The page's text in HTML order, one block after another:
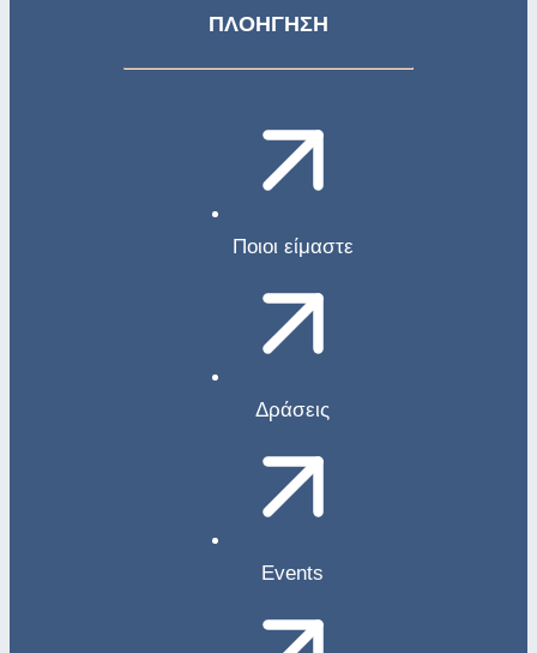
ΠΛΟΗΓΗΣΗ
Ποιοι είμαστε
Δράσεις
Events